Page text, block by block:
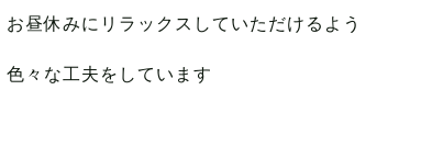
お昼休みにリラックスしていただけるよう
色々な工夫をしています